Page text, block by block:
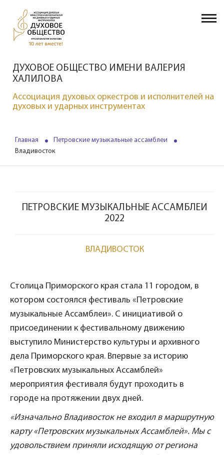
ДУХОВОЕ ОБЩЕСТВО ИМЕНИ ВАЛЕРИЯ
ХАЛИЛОВА
Ассоциация духовых оркестров и исполнителей на
духовых и ударных инструментах
Главная
Петровские музыкальные ассамблеи
Владивосток
ПЕТРОВСКИЕ МУЗЫКАЛЬНЫЕ АССАМБЛЕИ
2022
ВЛАДИВОСТОК
Столица Приморского края стала 11 городом, в
котором состоялся фестиваль «Петровские
музыкальные Ассамблеи». С инициативой о
присоединении к фестивальному движению
выступило Министерство культуры и архивного
дела Приморского края. Впервые за историю
«Петровских музыкальных Ассамблей»
мероприятия фестиваля будут проходить в
городе на протяжении двух дней.
«Изначально Владивосток не входил в маршрутную
карту «Петровских музыкальных Ассамблей». Мы с
удовольствием приняли исходящую от региона